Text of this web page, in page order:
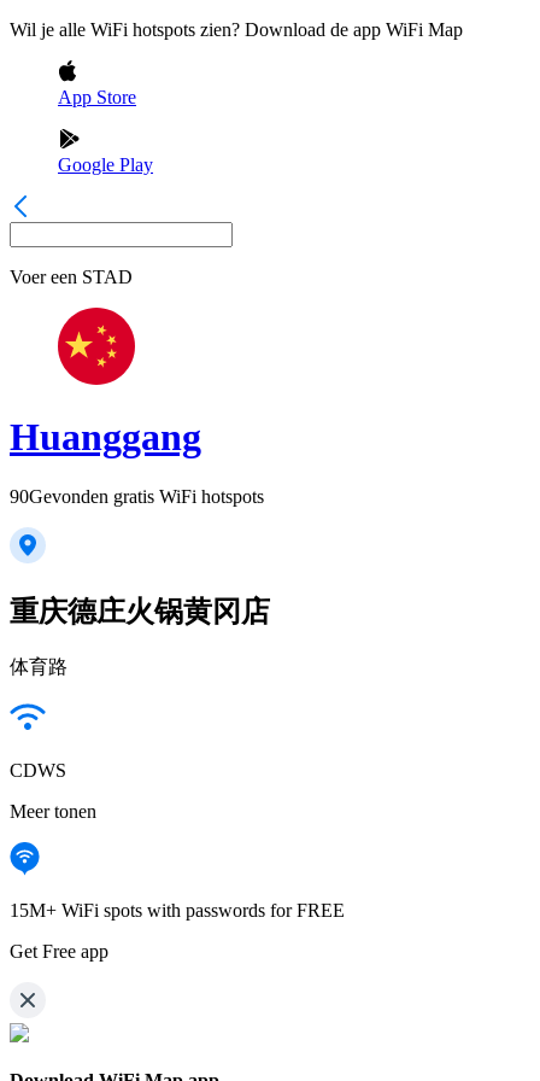
Wil je alle WiFi hotspots zien? Download de app WiFi Map
App Store
Google Play
Voer een STAD
Huanggang
90Gevonden gratis WiFi hotspots
重庆德庄火锅黄冈店
体育路
CDWS
Meer tonen
15M+ WiFi spots with passwords for FREE
Get Free app